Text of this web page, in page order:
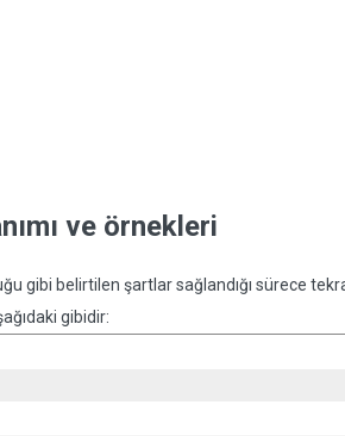
ve örnekleri
gibi belirtilen şartlar sağlandığı sürece
gibidir: